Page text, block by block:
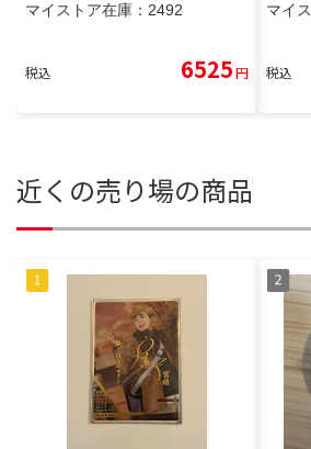
マイストア在庫： 2492
税込 6525円
マイ
税込
近くの売り場の商品